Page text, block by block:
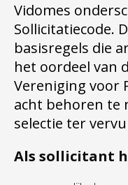
Vidomes
Sollicitatiecode.
basisregels die
het oordeel van
Vereniging voor
acht behoren te
selectie ter
Als sollicitant